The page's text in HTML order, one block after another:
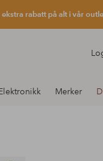
ekstra rabatt på alt i vår
Merker